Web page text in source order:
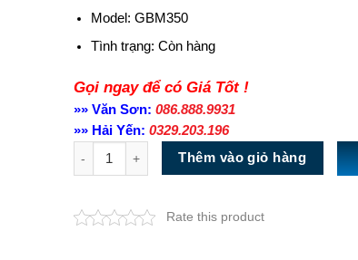
Model: GBM350
Tình trạng:Còn hàng
Gọi ngay để có Giá Tốt !
»» Văn Sơn: 086.888.9931
»» Hải Yến: 0329.203.196
Số lượng
Thêm vào giỏ hàng
Rate this product